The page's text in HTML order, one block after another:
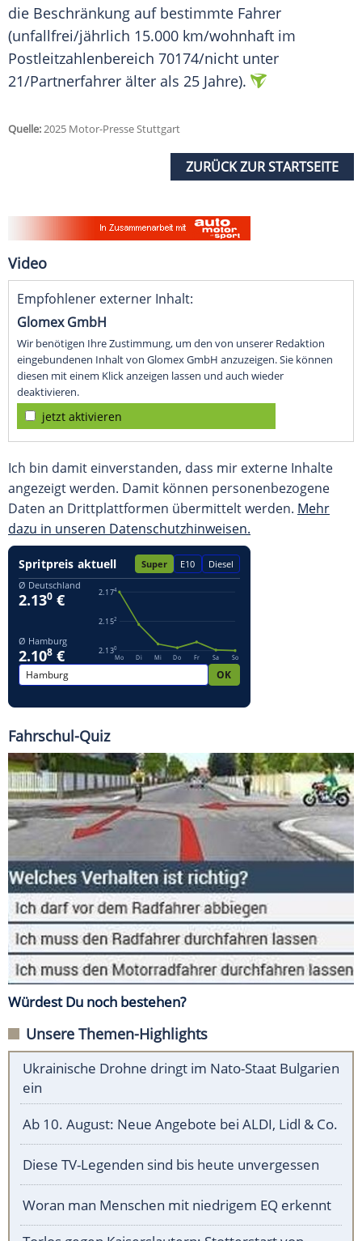
die Beschränkung auf bestimmte Fahrer
(unfallfrei/jährlich 15.000 km/wohnhaft im
Postleitzahlenbereich 70174/nicht unter
21/Partnerfahrer älter als 25 Jahre).
Quelle:2025 Motor-Presse Stuttgart
ZURÜCK ZUR STARTSEITE
Video
Empfohlener externer Inhalt:
Glomex GmbH
Wir benötigen Ihre Zustimmung, um den von unserer Redaktion
eingebundenen Inhalt von Glomex GmbH anzuzeigen. Sie können
diesen mit einem Klick anzeigen lassen und auch wieder
deaktivieren.
jetzt aktivieren
Ich bin damit einverstanden, dass mir externe Inhalte
angezeigt werden. Damit können personenbezogene
Daten an Drittplattformen übermittelt werden. Mehr
dazu in unseren Datenschutzhinweisen.
Fahrschul-Quiz
Würdest Du noch bestehen?
Unsere Themen-Highlights
Ukrainische Drohne dringt im Nato-Staat Bulgarien
ein
Ab 10. August: Neue Angebote bei ALDI, Lidl & Co.
Diese TV-Legenden sind bis heute unvergessen
Woran man Menschen mit niedrigem EQ erkennt